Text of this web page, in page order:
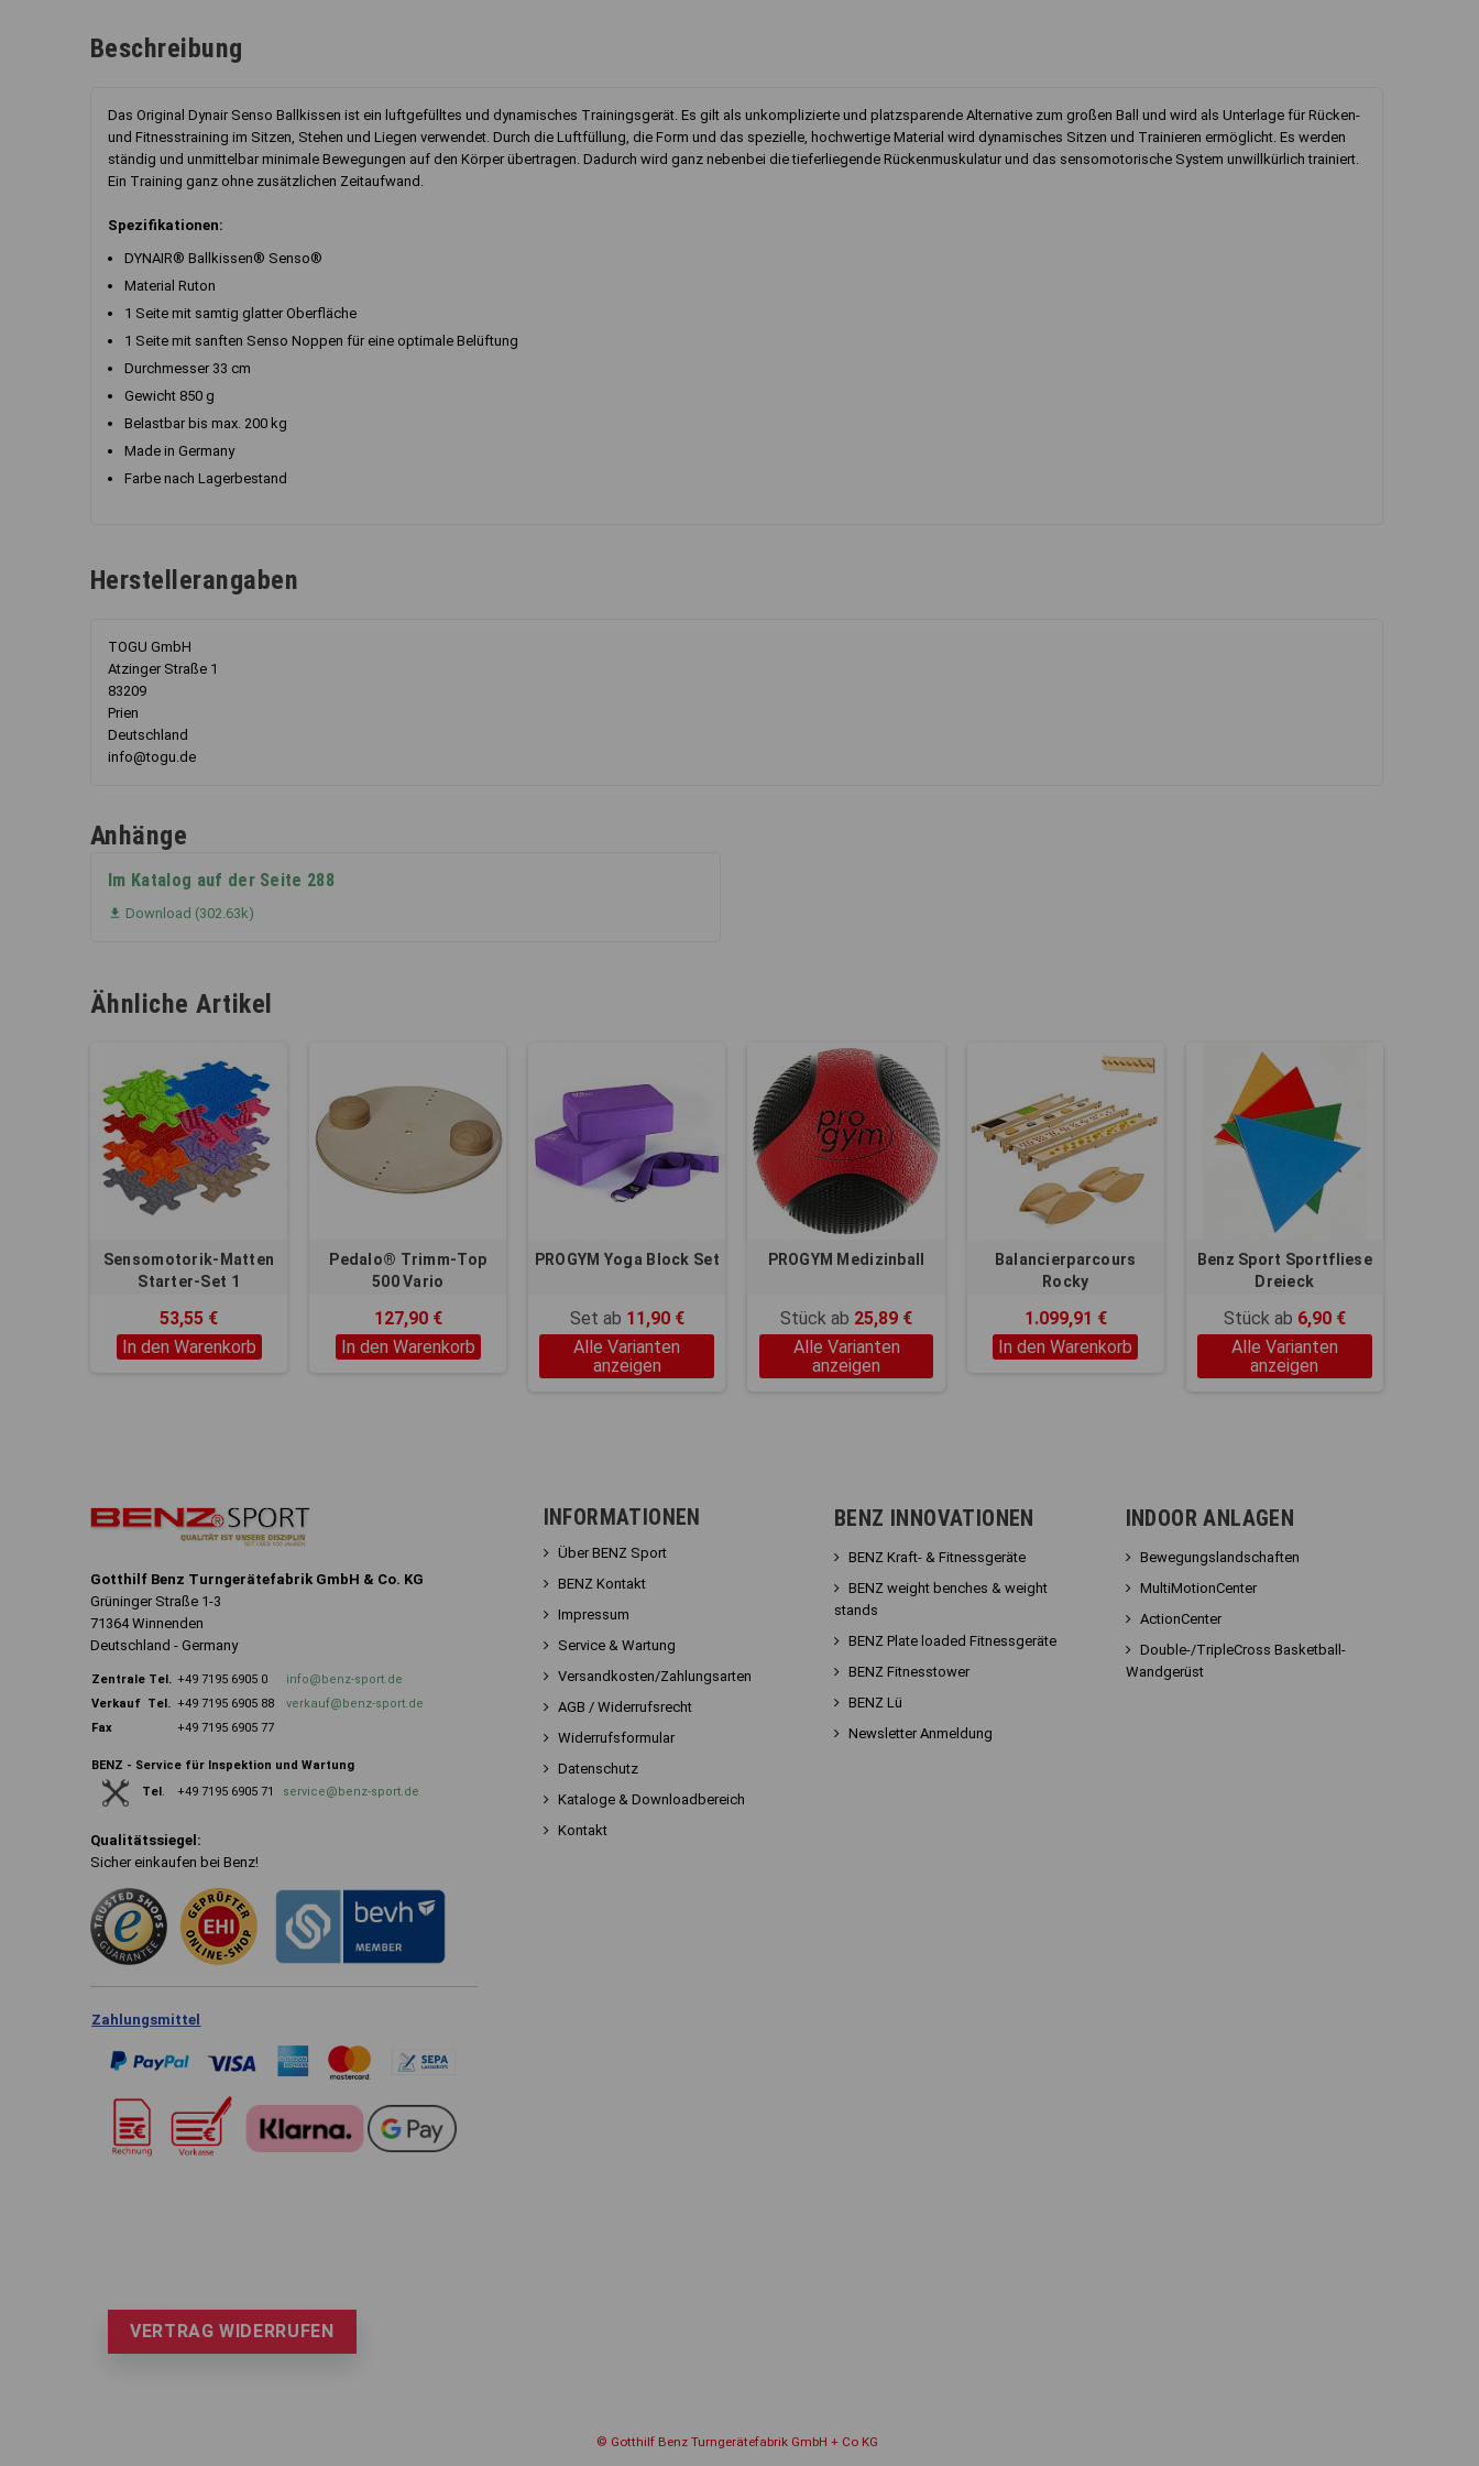
Beschreibung
Das Original Dynair Senso Ballkissen ist ein luftgefülltes und dynamisches Trainingsgerät. Es gilt als unkomplizierte und platzsparende Alternative zum großen Ball und wird als Unterlage für Rücken-
und Fitnesstraining im Sitzen, Stehen und Liegen verwendet. Durch die Luftfüllung, die Form und das spezielle, hochwertige Material wird dynamisches Sitzen und Trainieren ermöglicht. Es werden
ständig und unmittelbar minimale Bewegungen auf den Körper übertragen. Dadurch wird ganz nebenbei die tieferliegende Rückenmuskulatur und das sensomotorische System unwillkürlich trainiert.
Ein Training ganz ohne zusätzlichen Zeitaufwand.
Spezifikationen:
DYNAIR® Ballkissen® Senso®
Material Ruton
1 Seite mit samtig glatter Oberfläche
1 Seite mit sanften Senso Noppen für eine optimale Belüftung
Durchmesser 33 cm
Gewicht 850 g
Belastbar bis max. 200 kg
Made in Germany
Farbe nach Lagerbestand
Herstellerangaben
TOGU GmbH
Atzinger Straße 1
83209
Prien
Deutschland
info@togu.de
Anhänge
Im Katalog auf der Seite 288
 Download (302.63k)
Ähnliche Artikel
Sensomotorik-Matten
Starter-Set 1
53,55 €
In den Warenkorb
Pedalo® Trimm-Top
500 Vario
127,90 €
In den Warenkorb
PROGYM Yoga Block Set
Set ab 11,90 €
Alle Varianten
anzeigen
PROGYM Medizinball
Stück ab 25,89 €
Alle Varianten
anzeigen
Balancierparcours
Rocky
1.099,91 €
In den Warenkorb
Benz Sport Sportfliese
Dreieck
Stück ab 6,90 €
Alle Varianten
anzeigen
Gotthilf Benz Turngerätefabrik GmbH & Co. KG
Grüninger Straße 1-3
71364 Winnenden
Deutschland - Germany
Zentrale Tel. +49 7195 6905 0
info@benz-sport.de
Verkauf Tel. +49 7195 6905 88
verkauf@benz-sport.de
Fax
+49 7195 6905 77
BENZ - Service für Inspektion und Wartung
Tel . +49 7195 6905 71 service@benz-sport.de
Qualitätssiegel:
Sicher einkaufen bei Benz!
Zahlungsmittel
INFORMATIONEN
Über BENZ Sport
BENZ Kontakt
Impressum
Service & Wartung
Versandkosten/Zahlungsarten
AGB / Widerrufsrecht
Widerrufsformular
Datenschutz
Kataloge & Downloadbereich
Kontakt
BENZ INNOVATIONEN
BENZ Kraft- & Fitnessgeräte
BENZ weight benches & weight
stands
BENZ Plate loaded Fitnessgeräte
BENZ Fitnesstower
BENZ Lü
Newsletter Anmeldung
INDOOR ANLAGEN
Bewegungslandschaften
MultiMotionCenter
ActionCenter
Double-/TripleCross Basketball-
Wandgerüst
VERTRAG WIDERRUFEN
© Gotthilf Benz Turngerätefabrik GmbH + Co KG